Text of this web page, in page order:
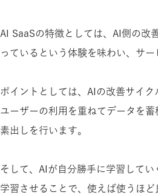
AI SaaSの特徴としては、AI側の改
っているという体験を味わい、サ
ポイントとしては、AIの改善サイ
ユーザーの利用を重ねてデータを
素出しを行います。
そして、AIが自分勝手に学習して
学習させることで、使えば使うほ